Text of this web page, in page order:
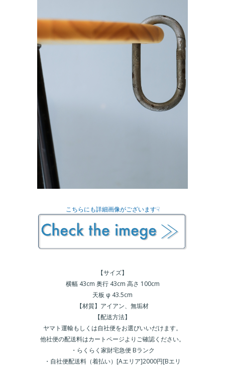
こちらにも詳細画像がございます☟
【サイズ】
横幅 43cm 奥行 43cm 高さ 100cm
天板 φ 43.5cm
【材質】アイアン、無垢材
【配送方法】
ヤマト運輸もしくは自社便をお選びいいだけます。
他社便の配送料はカートページよりご確認ください。
・らくらく家財宅急便 Bランク
・自社便配送料（着払い）[Aエリア]2000円[Bエリ